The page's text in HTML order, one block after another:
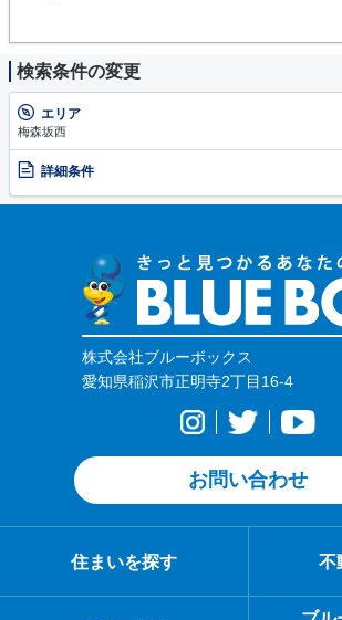
検索条件の変更
エリア
梅森坂西
詳細条件
株式会社ブルーボックス
愛知県稲沢市正明寺2丁目16-4
お問い合わせ
住まいを探す 不